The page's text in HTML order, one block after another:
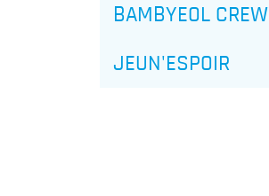
BAMBYEOL CREW
JEUN'ESPOIR